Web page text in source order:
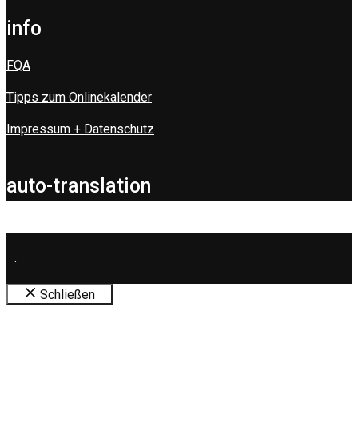
info
FQA
Tipps zum Onlinekalender
Impressum + Datenschutz
auto-translation
.
Schließen